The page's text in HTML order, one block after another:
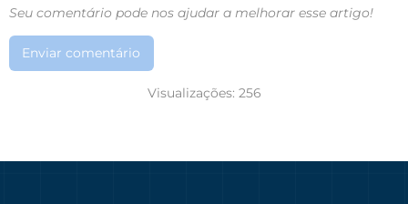
Seu comentário pode nos ajudar a melhorar esse artigo!
Enviar comentário
Visualizações: 256